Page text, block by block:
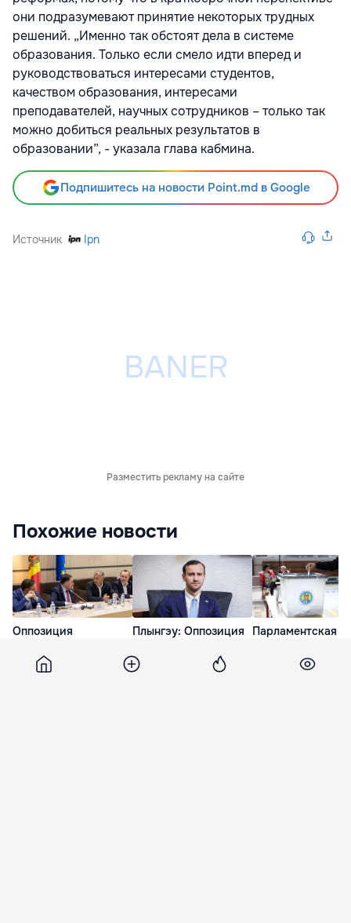
они подразумевают принятие некоторых трудных
решений. „Именно так обстоят дела в системе
образования. Только если смело идти вперед и
руководствоваться интересами студентов,
качеством образования, интересами
преподавателей, научных сотрудников – только так
можно добиться реальных результатов в
образовании”, - указала глава кабмина.
Подпишитесь на новости Point.md в Google
Источник Ipn
Разместить рекламу на сайте
Похожие новости
Оппозиция
существенных правок
в Избирательный
Плынгэу: Оппозиция
дискредитировать
работу
Парламентская
за «радикальную
демократизацию